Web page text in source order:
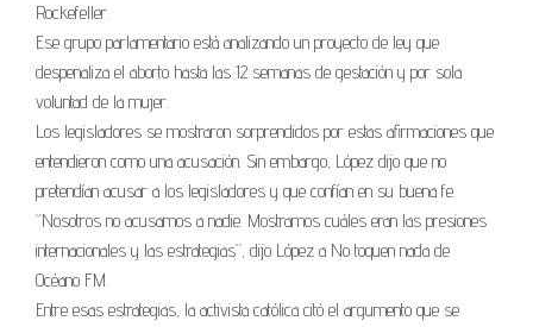
Rockefeller.
Ese grupo parlamentario está analizando un proyecto de ley que
despenaliza el aborto hasta las 12 semanas de gestación y por sola
voluntad de la mujer.
Los legisladores se mostraron sorprendidos por estas afirmaciones que
entendieron como una acusación. Sin embargo, López dijo que no
pretendían acusar a los legisladores y que confían en su buena fe.
“Nosotros no acusamos a nadie. Mostramos cuáles eran las presiones
internacionales y las estrategias”, dijo López a No toquen nada de
Océano FM.
Entre esas estrategias, la activista católica citó el argumento que se